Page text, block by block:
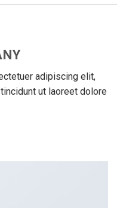
adipiscing elit,
ut laoreet dolore